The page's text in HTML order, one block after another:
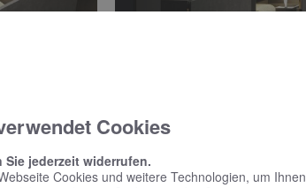
Cookies
jederzeit widerrufen.
Cookies und weitere Technologien, um Ihnen